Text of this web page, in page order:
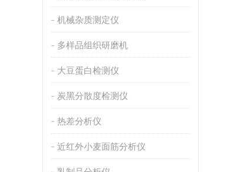
机械杂质测定仪
多样品组织研磨机
大豆蛋白检测仪
炭黑分散度检测仪
热差分析仪
近红外小麦面筋分析仪